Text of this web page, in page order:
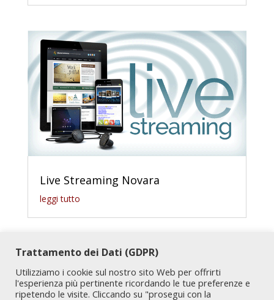
Live Streaming Novara
leggi tutto
Trattamento dei Dati (GDPR)
Utilizziamo i cookie sul nostro sito Web per offrirti
l'esperienza più pertinente ricordando le tue preferenze e
ripetendo le visite. Cliccando su "prosegui con la